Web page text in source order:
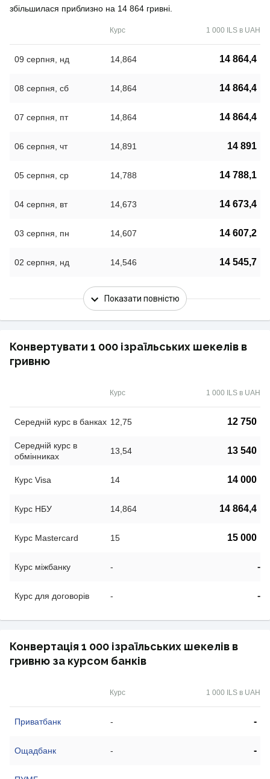
збільшилася приблизно на 14 864 гривні.
Курс 1 000 ILS в UAH
09 серпня, нд 14,864 14 864,4
08 серпня, сб 14,864 14 864,4
07 серпня, пт 14,864 14 864,4
06 серпня, чт 14,891 14 891
05 серпня, ср 14,788 14 788,1
04 серпня, вт 14,673 14 673,4
03 серпня, пн 14,607 14 607,2
02 серпня, нд 14,546 14 545,7
Показати повністю
Конвертувати 1 000 ізраїльських шекелів в
гривню
Курс 1 000 ILS в UAH
Середній курс в банках 12,75 12 750
Середній курс в
обмінниках
13,54 13 540
Курс Visa 14 14 000
Курс НБУ 14,864 14 864,4
Курс Mastercard 15 15 000
Курс міжбанку - -
Курс для договорів - -
Конвертація 1 000 ізраїльських шекелів в
гривню за курсом банків
Курс 1 000 ILS в UAH
Приватбанк - -
Ощадбанк - -